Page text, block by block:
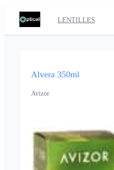
LENTILLES
Alvera 350ml
Avizor